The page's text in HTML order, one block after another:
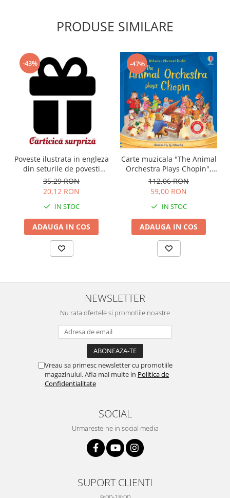
PRODUSE SIMILARE
-43%
Poveste ilustrata in engleza
din seturile de povesti
Usborne
35,29 RON
20,12 RON
IN STOC
ADAUGA IN COS
-47%
Carte muzicala "The Animal
Orchestra Plays Chopin",
cartonata, Usborne
112,06 RON
59,00 RON
IN STOC
ADAUGA IN COS
NEWSLETTER
Nu rata ofertele si promotiile noastre
Vreau sa primesc newsletter cu promotiile
magazinului. Afla mai multe in Politica de
Confidentialitate
SOCIAL
Urmareste-ne in social media
SUPORT CLIENTI